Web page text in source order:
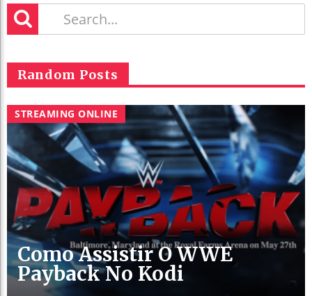
Random Posts
STREAMING ONLINE
Como Assistir O WWE
Payback No Kodi